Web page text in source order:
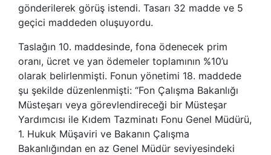
gönderilerek görüş istendi. Tasarı 32 madde ve 5
geçici maddeden oluşuyordu.
Taslağın 10. maddesinde, fona ödenecek prim
oranı, ücret ve yan ödemeler toplamının %10’u
olarak belirlenmişti. Fonun yönetimi 18. maddede
şu şekilde düzenlenmişti: “Fon Çalışma Bakanlığı
Müsteşarı veya görevlendireceği bir Müsteşar
Yardımcısı ile Kıdem Tazminatı Fonu Genel Müdürü,
1. Hukuk Müşaviri ve Bakanın Çalışma
Bakanlığından en az Genel Müdür seviyesindeki